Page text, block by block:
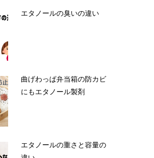
エタノールの臭いの違い
曲げわっぱ弁当箱の防カビ
にもエタノール製剤
エタノールの重さと容量の